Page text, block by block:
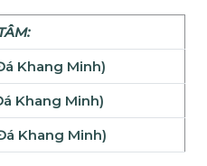
Khang Minh)
Khang Minh)
Khang Minh)